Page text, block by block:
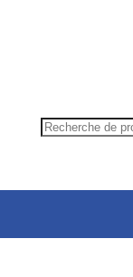
Recherche